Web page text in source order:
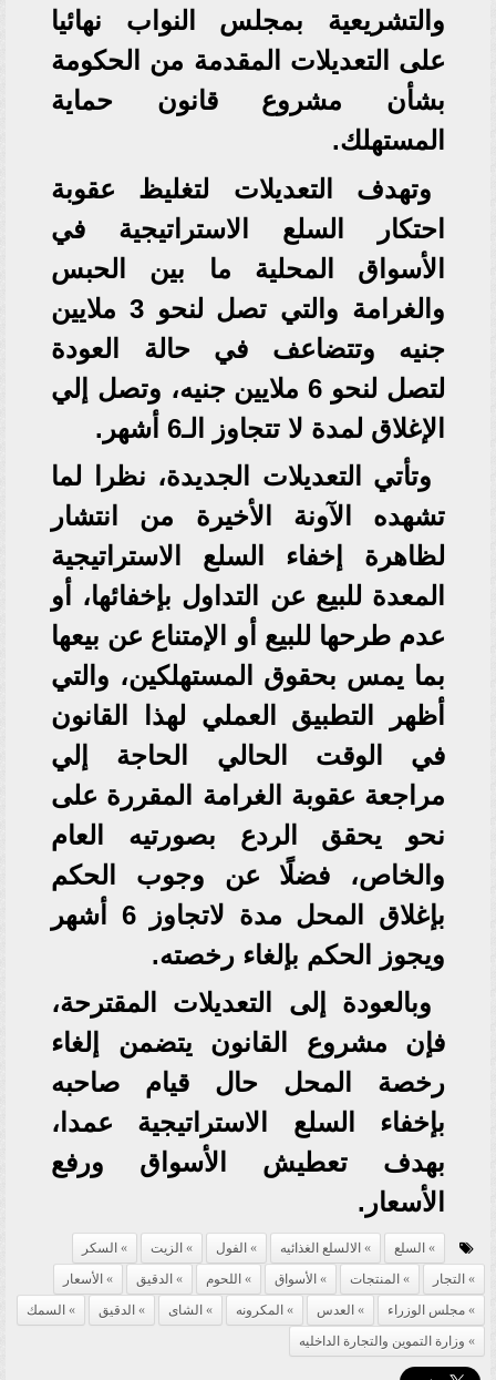
والتشريعية بمجلس النواب نهائيا
على التعديلات المقدمة من الحكومة
بشأن مشروع قانون حماية
المستهلك.
وتهدف التعديلات لتغليظ عقوبة
احتكار
السلع
الاستراتيجية في
الأسواق المحلية ما بين الحبس
والغرامة والتي تصل لنحو 3 ملايين
جنيه وتتضاعف في حالة العودة
لتصل لنحو 6 ملايين جنيه، وتصل إلي
الإغلاق لمدة لا تتجاوز الـ6 أشهر.
وتأتي التعديلات الجديدة، نظرا لما
تشهده الآونة الأخيرة من انتشار
لظاهرة إخفاء السلع الاستراتيجية
المعدة للبيع عن التداول بإخفائها، أو
عدم طرحها للبيع أو الإمتناع عن بيعها
بما يمس بحقوق المستهلكين، والتي
أظهر التطبيق العملي لهذا القانون
في الوقت الحالي الحاجة إلي
مراجعة عقوبة الغرامة المقررة على
نحو يحقق الردع بصورتيه العام
والخاص، فضلًا عن وجوب الحكم
بإغلاق المحل مدة لاتجاوز 6 أشهر
ويجوز الحكم بإلغاء رخصته.
وبالعودة إلى التعديلات المقترحة،
فإن مشروع القانون يتضمن إلغاء
رخصة المحل حال قيام صاحبه
بإخفاء السلع الاستراتيجية عمدا،
بهدف تعطيش الأسواق ورفع
الأسعار.
السلع الالسلع الغذائيه الفول الزيت
السكر
التجار
المنتجات الأسواق اللحوم الدقيق
الأسعار
مجلس الوزراء
العدس المكرونه الشاى الدقيق
السمك
وزارة التموين والتجارة الداخليه